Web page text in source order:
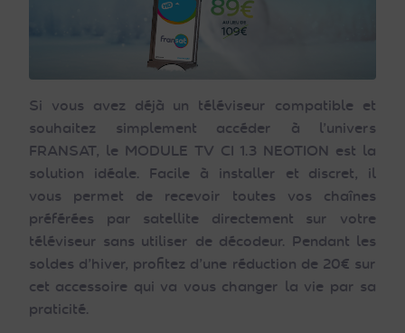
Si vous avez déjà un téléviseur compatible et
souhaitez simplement accéder à l’univers
FRANSAT, le MODULE TV CI 1.3 NEOTION est la
solution idéale. Facile à installer et discret, il
vous permet de recevoir toutes vos chaînes
préférées par satellite directement sur votre
téléviseur sans utiliser de décodeur. Pendant les
soldes d’hiver, profitez d’une réduction de 20€ sur
cet accessoire qui va vous changer la vie par sa
praticité.